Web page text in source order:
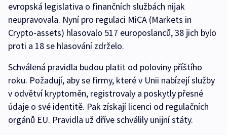
evropská legislativa o finančních službách nijak
neupravovala. Nyní pro regulaci MiCA (Markets in
Crypto-assets) hlasovalo 517 europoslanců, 38 jich bylo
proti a 18 se hlasování zdrželo.
Schválená pravidla budou platit od poloviny příštího
roku. Požadují, aby se firmy, které v Unii nabízejí služby
v odvětví kryptoměn, registrovaly a poskytly přesné
údaje o své identitě. Pak získají licenci od regulačních
orgánů EU. Pravidla už dříve schválily unijní státy.